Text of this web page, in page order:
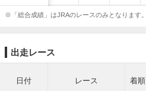
※「総合成績」はJRAのレースのみとなります。
出走レース
日付 レース 着順